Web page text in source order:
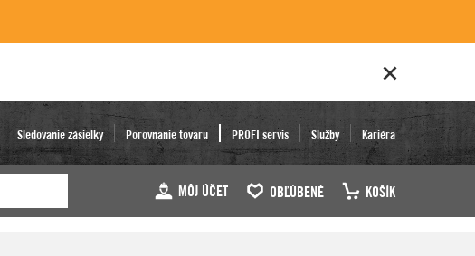
Sledovanie zásielky Porovnanie tovaru PROFI servis Služby Kariéra
MÔJ ÚČET OBĽÚBENÉ KOŠÍK